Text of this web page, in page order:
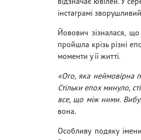
інстаграмі
Йовович зізналася,
пройшла крізь різні
моменти у її житті.
«Ого, яка неймовірна
Стільки епох минуло,
все, що між ними.
вона.
Особливу подяку